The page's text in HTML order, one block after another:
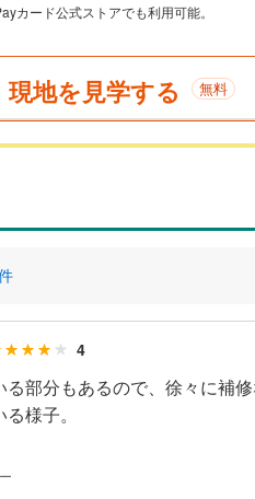
カード公式ストアでも利用可能。
現地を見学する 無料
4
部分もあるので、徐々に補
様子。